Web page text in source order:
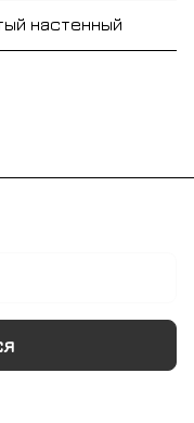
настенный